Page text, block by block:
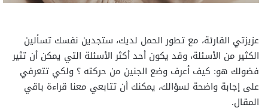
عزيزتي القارئة، مع تطور الحمل لديك، ستجدين نفسك تسألين
الكثير من الأسئلة، وقد يكون أحد أكثر الأسئلة التي يمكن أن تثير
فضولك هو: كيف أعرف وضع الجنين من حركته ؟ ولكي تتعرفي
على إجابة واضحة لسؤالك، يمكنك أن تتابعي معنا قراءة باقي
المقال.